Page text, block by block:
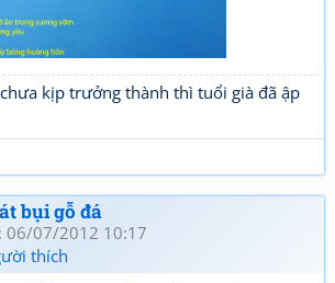
kịp trưởng thành thì tuổi già đã ập
bụi gỗ đá
06/07/2012 10:17
thích